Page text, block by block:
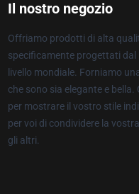
Il nostro negozio
Offriamo prodotti di alta
specificamente progettati dal
livello mondiale. Forniamo
che sono sia elegante e bella.
per mostrare il vostro stile
per voi di condividere la
gli altri.